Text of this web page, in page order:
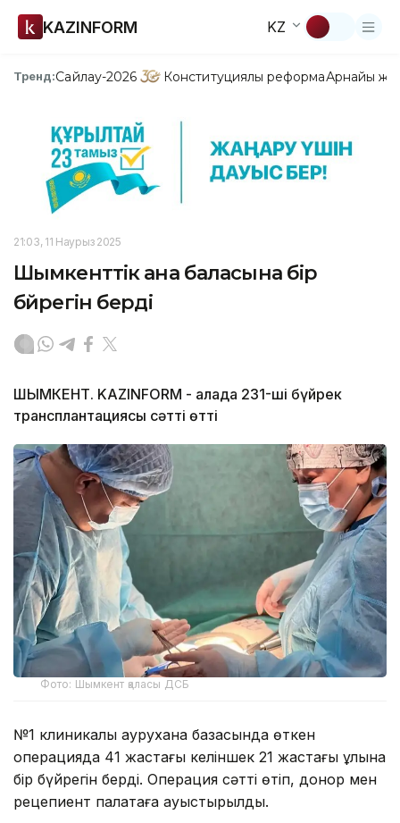
KAZINFORM KZ
Тренд:Сайлау-2026 Конституциялық реформаАрнайы
21:03, 11 Наурыз 2025
Шымкенттік ана баласына бір
бүйрегін берді
ШЫМКЕНТ. KAZINFORM - Қалада 231-ші бүйрек
трансплантациясы сәтті өтті
Фото: Шымкент қаласы ДСБ
№1 клиникалық аурухана базасында өткен
операцияда 41 жастағы келіншек 21 жастағы ұлына
бір бүйрегін берді. Операция сәтті өтіп, донор мен
рецепиент палатаға ауыстырылды.